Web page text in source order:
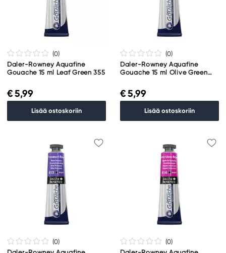
(0)
Daler-Rowney Aquafine
Gouache 15 ml Leaf Green 355
€ 5,99
Lisää ostoskoriin
(0)
Daler-Rowney Aquafine
Gouache 15 ml Olive Green
€ 5,99
Lisää ostoskoriin
(0)
(0)